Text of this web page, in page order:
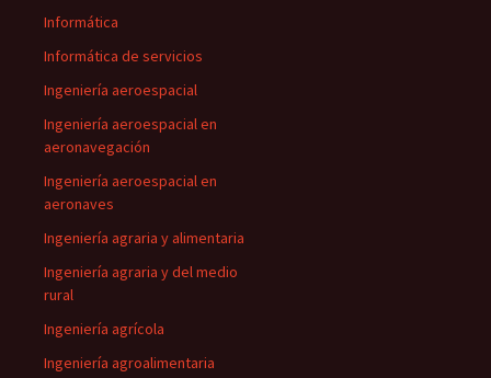
Informática
Informática de servicios
Ingeniería aeroespacial
Ingeniería aeroespacial en
aeronavegación
Ingeniería aeroespacial en
aeronaves
Ingeniería agraria y alimentaria
Ingeniería agraria y del medio
rural
Ingeniería agrícola
Ingeniería agroalimentaria